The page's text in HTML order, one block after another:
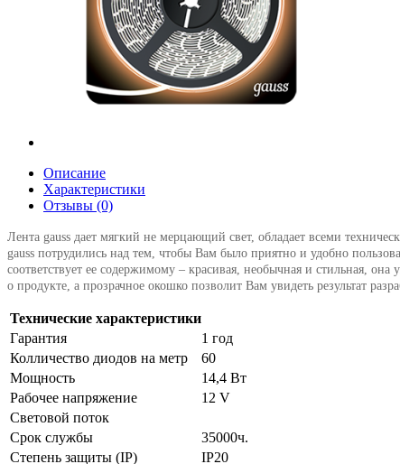
Описание
Характеристики
Отзывы (0)
Лента gauss дает мягкий не мерцающий свет, обладает всеми
gauss потрудились над тем, чтобы Вам было приятно и удобно
соответствует ее содержимому – красивая, необычная и стильная,
о продукте, а прозрачное окошко позволит Вам увидеть результат
Технические характеристики
Гарантия
1 год
Колличество диодов на метр
60
Мощность
14,4 Вт
Рабочее напряжение
12 V
Световой поток
Срок службы
35000ч.
Степень защиты (IP)
IP20